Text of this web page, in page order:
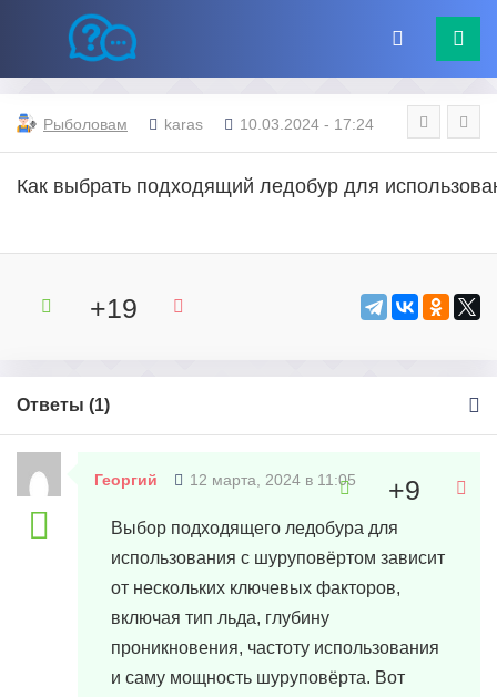
Рыболовам karas 10.03.2024 - 17:24
Как выбрать подходящий ледобур для
+19
Ответы (1)
Георгий 12 марта, 2024 в 11:05
Выбор подходящего ледобура для
использования с шуруповёртом зависит
от нескольких ключевых факторов,
включая тип льда, глубину
проникновения, частоту использования
и саму мощность шуруповёрта. Вот
+9